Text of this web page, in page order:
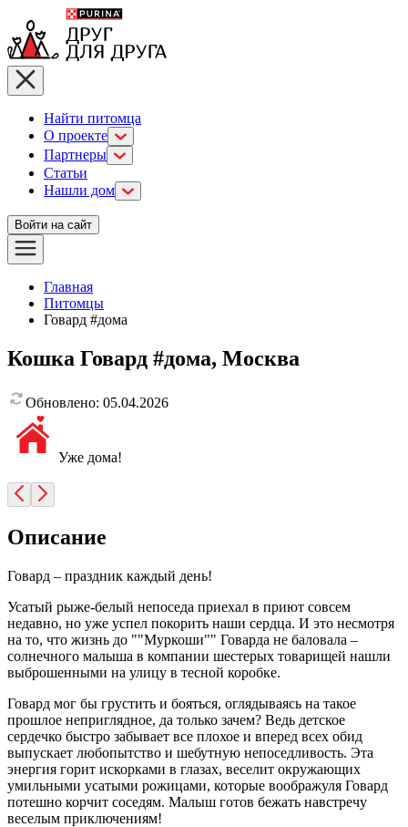
Найти питомца
О проекте
Партнеры
Статьи
Нашли дом
Войти на сайт
Главная
Питомцы
Говард #дома
Кошка Говард #дома, Москва
Обновлено: 05.04.2026
Уже дома!
Описание
Говард – праздник каждый день!
Усатый рыже-белый непоседа приехал в приют совсем
недавно, но уже успел покорить наши сердца. И это несмотря
на то, что жизнь до ""Муркоши"" Говарда не баловала –
солнечного малыша в компании шестерых товарищей нашли
выброшенными на улицу в тесной коробке.
Говард мог бы грустить и бояться, оглядываясь на такое
прошлое неприглядное, да только зачем? Ведь детское
сердечко быстро забывает все плохое и вперед всех обид
выпускает любопытство и шебутную непоседливость. Эта
энергия горит искорками в глазах, веселит окружающих
умильными усатыми рожицами, которые воображуля Говард
потешно корчит соседям. Малыш готов бежать навстречу
веселым приключениям!